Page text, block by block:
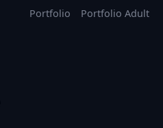
Portfolio Portfolio Adult